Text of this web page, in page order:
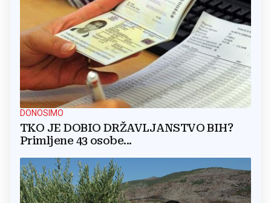
DONOSIMO
TKO JE DOBIO DRŽAVLJANSTVO BIH?
Primljene 43 osobe...